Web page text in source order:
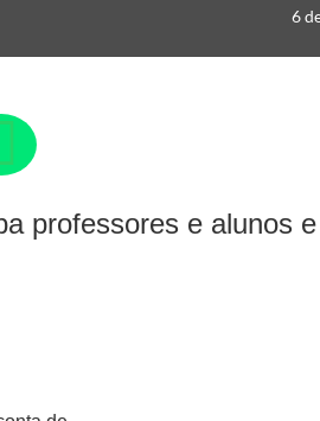
6
professores e alunos